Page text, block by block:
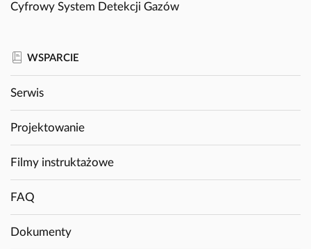
Cyfrowy System Detekcji Gazów
WSPARCIE
Serwis
Projektowanie
Filmy instruktażowe
FAQ
Dokumenty